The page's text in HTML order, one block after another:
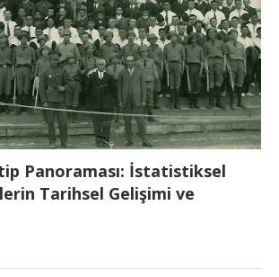
Panoraması: İstatistiksel
Tarihsel Gelişimi ve